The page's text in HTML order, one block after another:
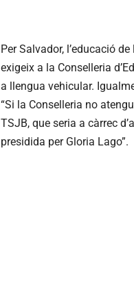
Per Salvador, l’educació
exigeix a la Conselleria
a llengua vehicular.
“Si la Conselleria no
TSJB, que seria a càrrec
presidida per Gloria Lago”.